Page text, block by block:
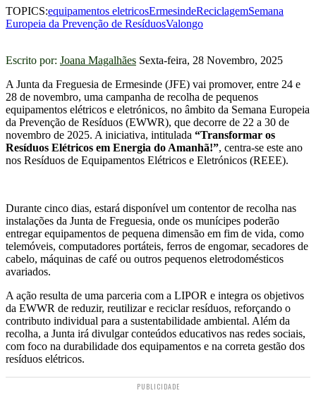
TOPICS:equipamentos eletricosErmesindeReciclagemSemana
Europeia da Prevenção de ResíduosValongo
Escrito por: Joana Magalhães Sexta-feira, 28 Novembro, 2025
A Junta da Freguesia de Ermesinde (JFE) vai promover, entre 24 e
28 de novembro, uma campanha de recolha de pequenos
equipamentos elétricos e eletrónicos, no âmbito da Semana Europeia
da Prevenção de Resíduos (EWWR), que decorre de 22 a 30 de
novembro de 2025. A iniciativa, intitulada “Transformar os
Resíduos Elétricos em Energia do Amanhã!”, centra-se este ano
nos Resíduos de Equipamentos Elétricos e Eletrónicos (REEE).
Durante cinco dias, estará disponível um contentor de recolha nas
instalações da Junta de Freguesia, onde os munícipes poderão
entregar equipamentos de pequena dimensão em fim de vida, como
telemóveis, computadores portáteis, ferros de engomar, secadores de
cabelo, máquinas de café ou outros pequenos eletrodomésticos
avariados.
A ação resulta de uma parceria com a LIPOR e integra os objetivos
da EWWR de reduzir, reutilizar e reciclar resíduos, reforçando o
contributo individual para a sustentabilidade ambiental. Além da
recolha, a Junta irá divulgar conteúdos educativos nas redes sociais,
com foco na durabilidade dos equipamentos e na correta gestão dos
resíduos elétricos.
PUBLICIDADE